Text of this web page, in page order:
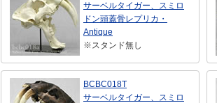
サーベルタイガー、スミロ
ドン頭蓋骨レプリカ・
Antique
※スタンド無し
BCBC018T
サーベルタイガー、スミロ